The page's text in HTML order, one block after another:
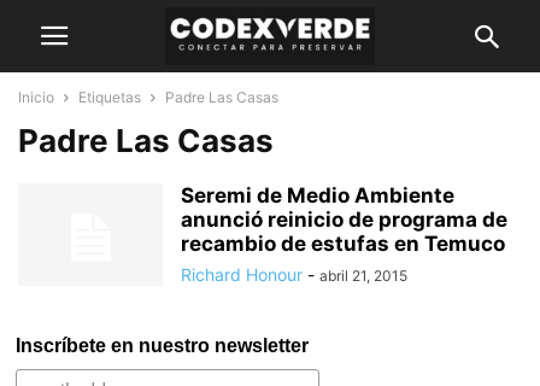
Inicio Etiquetas Padre Las Casas
Padre Las Casas
Seremi de Medio Ambiente
anunció reinicio de programa de
recambio de estufas en Temuco
Richard Honour - abril 21, 2015
Inscríbete en nuestro newsletter